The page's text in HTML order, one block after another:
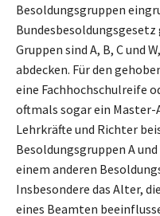
Besoldungsgruppen
Gruppen sind A, B, C und
abdecken. Für den
eine Fachhochschulreife
oftmals sogar ein
Lehrkräfte und Richter
Besoldungsgruppen A
einem anderen
Insbesondere das Alter,
eines Beamten